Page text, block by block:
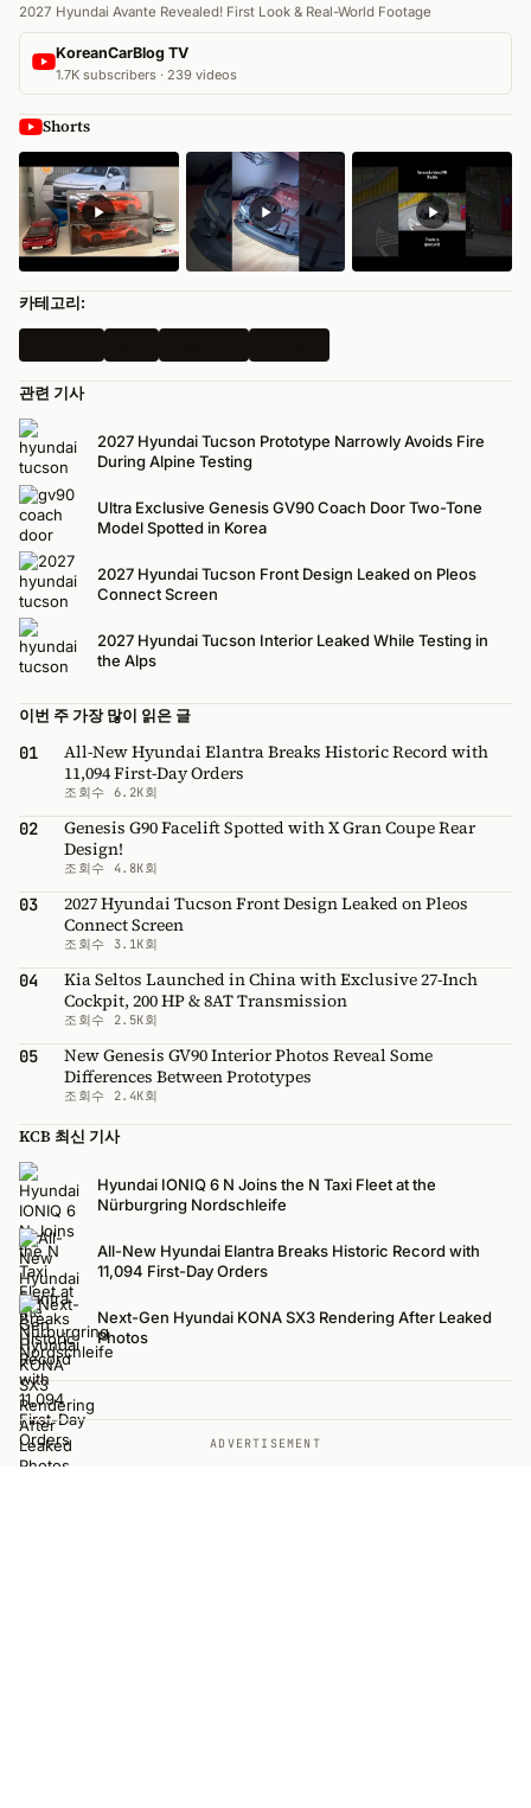
2027 Hyundai Avante Revealed! First Look & Real-World Footage
KoreanCarBlog TV
1.7K subscribers · 239 videos
Shorts
카테고리:
관련 기사
2027 Hyundai Tucson Prototype Narrowly Avoids Fire
During Alpine Testing
Ultra Exclusive Genesis GV90 Coach Door Two-Tone
Model Spotted in Korea
2027 Hyundai Tucson Front Design Leaked on Pleos
Connect Screen
2027 Hyundai Tucson Interior Leaked While Testing in
the Alps
이번 주 가장 많이 읽은 글
01
All-New Hyundai Elantra Breaks Historic Record with
11,094 First-Day Orders
조회수 6.2K회
02
Genesis G90 Facelift Spotted with X Gran Coupe Rear
Design!
조회수 4.8K회
03
2027 Hyundai Tucson Front Design Leaked on Pleos
Connect Screen
조회수 3.1K회
04
Kia Seltos Launched in China with Exclusive 27-Inch
Cockpit, 200 HP & 8AT Transmission
조회수 2.5K회
05
New Genesis GV90 Interior Photos Reveal Some
Differences Between Prototypes
조회수 2.4K회
KCB 최신 기사
Hyundai IONIQ 6 N Joins the N Taxi Fleet at the
Nürburgring Nordschleife
All-New Hyundai Elantra Breaks Historic Record with
11,094 First-Day Orders
Next-Gen Hyundai KONA SX3 Rendering After Leaked
Photos
ADVERTISEMENT